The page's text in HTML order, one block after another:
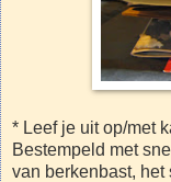
* Leef je uit op/met
Bestempeld met
van berkenbast,